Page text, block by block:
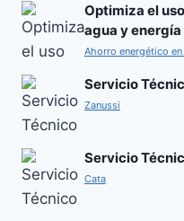
Optimiza el
agua y energía
Ahorro energético
Servicio
Zanussi
Servicio
Cata